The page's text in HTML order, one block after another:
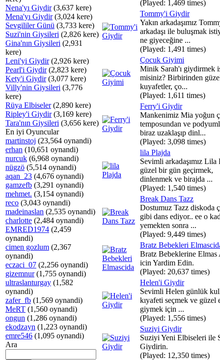
Nena'yı Giydir(3,637 kere)
Mena'yı Giydir(3,024 kere)
Sevgililer Günü (3,733 kere)
Suzi'nin Giysileri (2,826 kere)
Gina'nın Giysileri (2,931
kere)
Leni'yi Giydir(2,926 kere)
Pearl'i Giydir(2,823 kere)
Kety'i Giydir(3,077 kere)
Villy'nin Giysileri (3,776
kere)
Rüya Elbiseler(2,890 kere)
Ripley'i Giydir(3,169 kere)
Tara'nın Giysileri (3,656 kere)
En iyi Oyuncular
martinstoj (23,564 oynandi)
erhan (10,651 oynandi)
nurcuk (6,968 oynandi)
nügzö (5,514 oynandi)
aqan_23 (4,676 oynandi)
gamzefb (3,291 oynandi)
mehmet. (3,154 oynandi)
reco (3,043 oynandi)
madeinaslan (2,535 oynandi)
charlotte (2,484 oynandi)
EMRED1974 (2,459
oynandi)
cimen gozlum (2,367
oynandi)
eczaci_07 (2,256 oynandi)
gizemnur(1,755 oynandi)
ultraslanturgay (1,582
oynandi)
zafer_fb (1,569 oynandi)
MeRT (1,560 oynandi)
ongun (1,286 oynandi)
ekodzayn (1,223 oynandi)
emre546 (1,095 oynandi)
Ara
(Played: 1,469 times)
Tommy'i Giydir
Yakın arkadaşımız
arkadaşı ile buluşmak
ne giyeceğine ...
(Played: 1,491 times)
Çocuk Giyimi
Minik Sarah'ı giydirmek
misiniz? Birbirinden
kuyafetler, ço...
(Played: 1,611 times)
Ferry'i Giydir
Mankenimiz Mia yoğun
temposundan ve
biraz uzaklaşıp dinl...
(Played: 3,098 times)
lila Plajda
Sevimli arkadaşımız Lila
güzel bir gün geçirmek,
dinlenmek ve birajda ...
(Played: 1,540 times)
Break Dans Tazz
Dostumuz Tazz diskoda
gibi dans ediyor.. ee o
yemekten sonra ...
(Played: 9,449 times)
Bratz Bebekleri
Bratz Bebeklerine Elmas
icin Yardim Edin.
(Played: 20,637 times)
Helen'i Giydir
Sevimli Helen günlük
kıyafeti seçmek ve güzel
giymek için ...
(Played: 1,556 times)
Suziyi Giydir
Suziyi Yeni Elbiseleri ile
Giydirin.
(Played: 12,350 times)